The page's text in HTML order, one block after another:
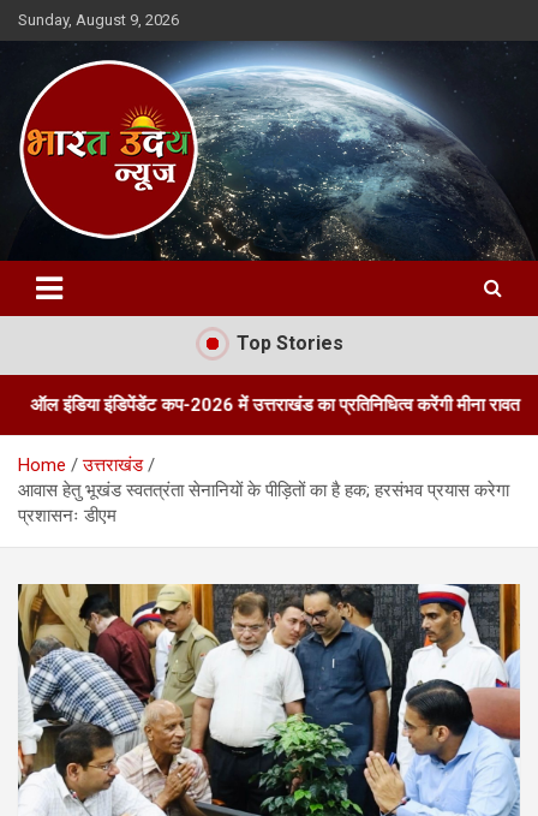
Skip
to
Sunday, August 9, 2026
Bharat Uday News
Top Stories
कप-2026 में उत्तराखंड का प्रतिनिधित्व करेंगी मीना रावत तीन
Home
उत्तराखंड
आवास हेतु भूखंड स्वतत्रंता सेनानियों के पीड़ितों का है हक; हरसंभव प्रयास करेगा
प्रशासनः डीएम